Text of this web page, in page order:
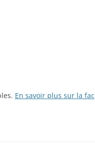
En savoir plus sur la